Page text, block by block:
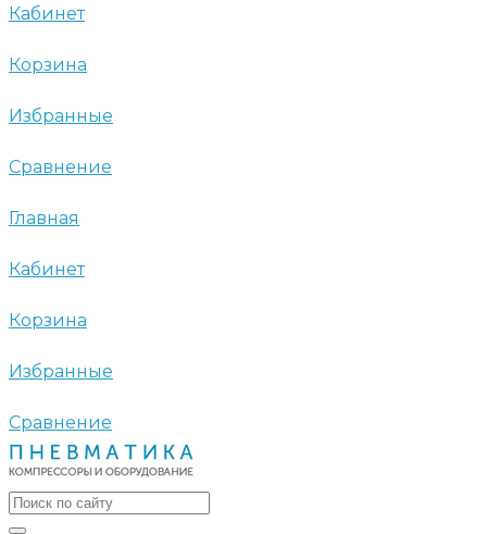
Кабинет
Корзина
Избранные
Сравнение
Главная
Кабинет
Корзина
Избранные
Сравнение